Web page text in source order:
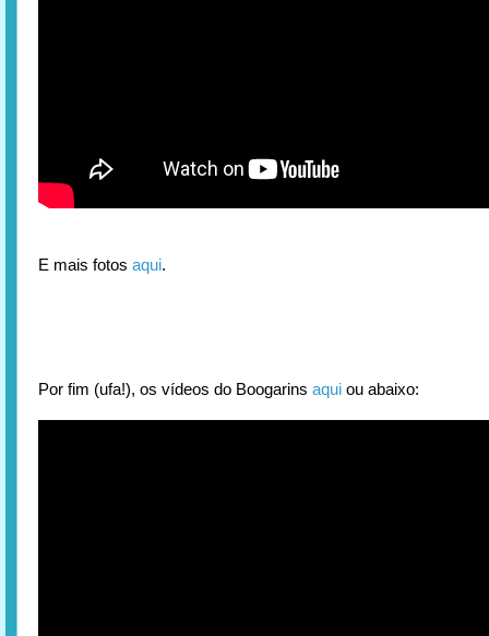
E mais fotos aqui.
Por fim (ufa!), os vídeos do Boogarins aqui ou abaixo: